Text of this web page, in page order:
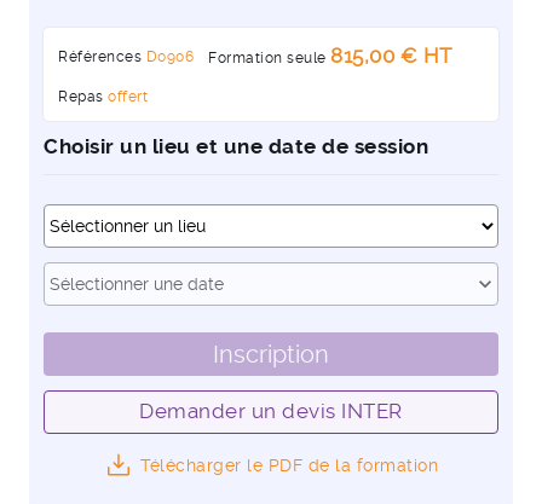
Références D0906 Formation seule 815,00 € HT
Repas offert
Choisir un lieu et une date de session
Sélectionner une date
expand_more
Inscription
Demander un devis INTER
Télécharger le PDF de la formation